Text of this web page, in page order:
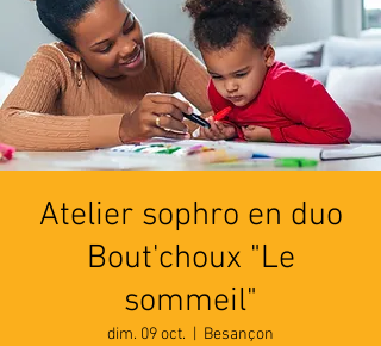
Atelier sophro en duo
Bout'choux "Le
sommeil"
dim. 09 oct. Besançon